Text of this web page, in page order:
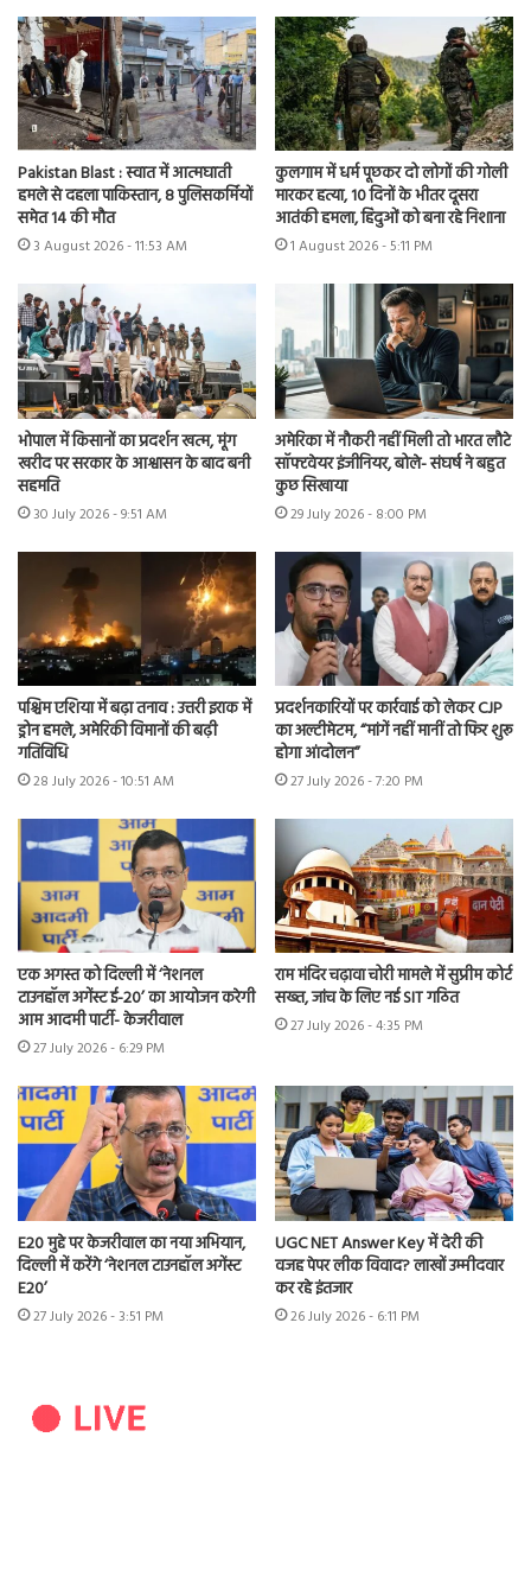
Pakistan Blast : स्वात में आत्मघाती
हमले से दहला पाकिस्तान, 8 पुलिसकर्मियों
समेत 14 की मौत
3 August 2026 - 11:53 AM
कुलगाम में धर्म पूछकर दो लोगों की गोली
मारकर हत्या, 10 दिनों के भीतर दूसरा
आतंकी हमला, हिंदुओं को बना रहे निशाना
1 August 2026 - 5:11 PM
भोपाल में किसानों का प्रदर्शन खत्म, मूंग
खरीद पर सरकार के आश्वासन के बाद बनी
सहमति
30 July 2026 - 9:51 AM
अमेरिका में नौकरी नहीं मिली तो भारत लौटे
सॉफ्टवेयर इंजीनियर, बोले- संघर्ष ने बहुत
कुछ सिखाया
29 July 2026 - 8:00 PM
पश्चिम एशिया में बढ़ा तनाव : उत्तरी इराक में
ड्रोन हमले, अमेरिकी विमानों की बढ़ी
गतिविधि
28 July 2026 - 10:51 AM
प्रदर्शनकारियों पर कार्रवाई को लेकर CJP
का अल्टीमेटम, “मांगें नहीं मानीं तो फिर शुरू
होगा आंदोलन”
27 July 2026 - 7:20 PM
एक अगस्त को दिल्ली में ‘नेशनल
टाउनहॉल अगेंस्ट ई-20’ का आयोजन करेगी
आम आदमी पार्टी- केजरीवाल
27 July 2026 - 6:29 PM
राम मंदिर चढ़ावा चोरी मामले में सुप्रीम कोर्ट
सख्त, जांच के लिए नई SIT गठित
27 July 2026 - 4:35 PM
E20 मुद्दे पर केजरीवाल का नया अभियान,
दिल्ली में करेंगे ‘नेशनल टाउनहॉल अगेंस्ट
E20’
27 July 2026 - 3:51 PM
UGC NET Answer Key में देरी की
वजह पेपर लीक विवाद? लाखों उम्मीदवार
कर रहे इंतजार
26 July 2026 - 6:11 PM